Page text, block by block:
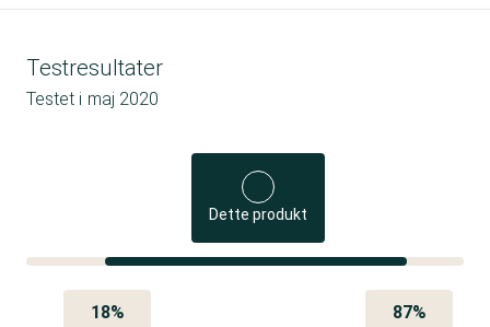
Testresultater
Testet i maj 2020
Dette produkt
18% 87%